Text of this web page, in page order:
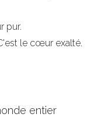
pur.
le cœur exalté.
entier